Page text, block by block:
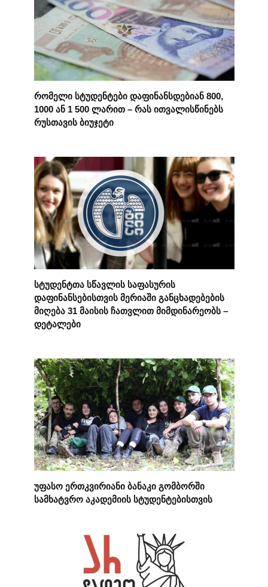
რომელი სტუდენტები დაფინანსდებიან 800,
1000 ან 1 500 ლარით – რას ითვალისწინებს
რუსთავის ბიუჯეტი
სტუდენტთა სწავლის საფასურის
დაფინანსებისთვის მერიაში განცხადებების
მიღება 31 მაისის ჩათვლით მიმდინარეობს –
დეტალები
უფასო ერთკვირიანი ბანაკი გომბორში
სამხატვრო აკადემიის სტუდენტებისთვის